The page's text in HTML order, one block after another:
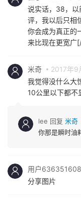
说实话，38，
评，我以后只相
你会成为真正的
来比现在更宽广
米奇
2017年9
我觉得没什么大
10公里以下都不
lee 回复 米奇
你那是瞬时油
用户
分享图片